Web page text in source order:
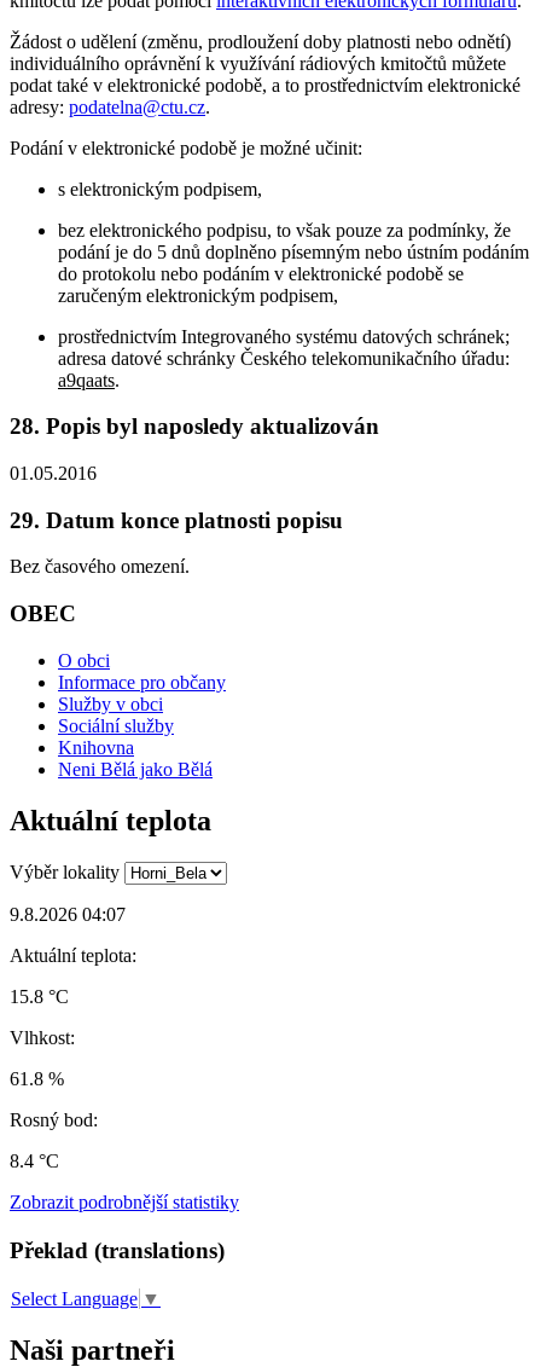
Žádost o udělení (změnu, prodloužení doby platnosti nebo odnětí)
individuálního oprávnění k využívání rádiových kmitočtů můžete
podat také v elektronické podobě, a to prostřednictvím elektronické
adresy: podatelna@ctu.cz.
Podání v elektronické podobě je možné učinit:
s elektronickým podpisem,
bez elektronického podpisu, to však pouze za podmínky, že
podání je do 5 dnů doplněno písemným nebo ústním podáním
do protokolu nebo podáním v elektronické podobě se
zaručeným elektronickým podpisem,
prostřednictvím Integrovaného systému datových schránek;
adresa datové schránky Českého telekomunikačního úřadu:
a9qaats.
28. Popis byl naposledy aktualizován
01.05.2016
29. Datum konce platnosti popisu
Bez časového omezení.
OBEC
O obci
Informace pro občany
Služby v obci
Sociální služby
Knihovna
Neni Bělá jako Bělá
Aktuální teplota
Výběr lokality
9.8.2026 04:07
Aktuální teplota:
15.8 °C
Vlhkost:
61.8 %
Rosný bod:
8.4 °C
Zobrazit podrobnější statistiky
Překlad (translations)
Select Language ▼
Naši partneři